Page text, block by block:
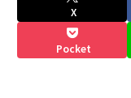
X
Pocket